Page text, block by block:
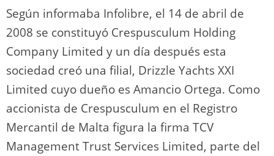
Según informaba Infolibre, el 14 de abril de
2008 se constituyó Crespusculum Holding
Company Limited y un día después esta
sociedad creó una filial, Drizzle Yachts XXI
Limited cuyo dueño es Amancio Ortega. Como
accionista de Crespusculum en el Registro
Mercantil de Malta figura la firma TCV
Management Trust Services Limited, parte del